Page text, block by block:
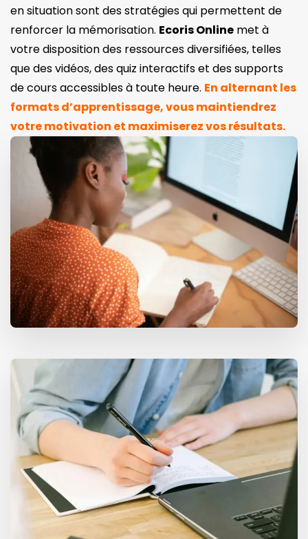
en situation sont des stratégies qui permettent de
renforcer la mémorisation. Ecoris Online met à
votre disposition des ressources diversifiées, telles
que des vidéos, des quiz interactifs et des supports
de cours accessibles à toute heure. En alternant les
formats d’apprentissage, vous maintiendrez
votre motivation et maximiserez vos résultats.